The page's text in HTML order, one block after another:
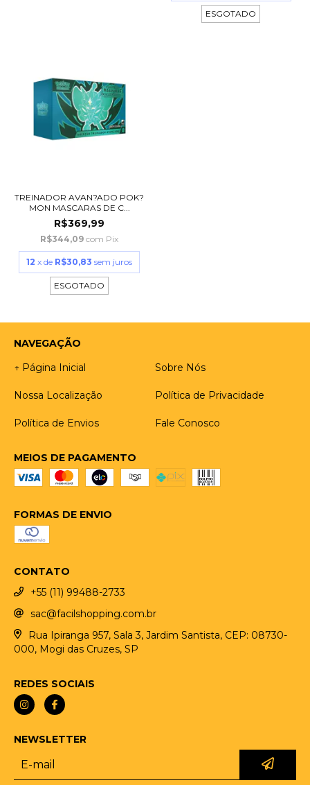
ESGOTADO
TREINADOR AVAN?ADO POK?
MON MASCARAS DE C...
R$369,99
R$344,09 com Pix
12 x de R$30,83 sem juros
ESGOTADO
NAVEGAÇÃO
↑ Página Inicial
Sobre Nós
Nossa Localização Política de Privacidade
Política de Envios Fale Conosco
MEIOS DE PAGAMENTO
FORMAS DE ENVIO
CONTATO
+55 (11) 99488-2733
sac@facilshopping.com.br
Rua Ipiranga 957, Sala 3, Jardim Santista, CEP: 08730-
000, Mogi das Cruzes, SP
REDES SOCIAIS
NEWSLETTER